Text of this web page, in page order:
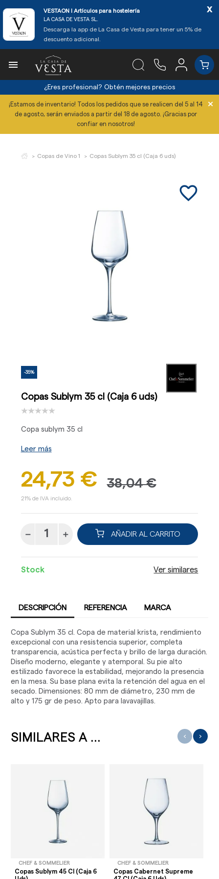
VESTAON l Artículos para hostelería
LA CASA DE VESTA SL.
Descarga la app de La Casa de Vesta para tener un 5% de
descuento adicional.
x

¿Eres profesional? Obtén mejores precios
¡Estamos de inventario! Todos los pedidos que se realicen del 5 al 14
de agosto, serán enviados a partir del 18 de agosto. ¡Gracias por
confiar en nosotros!
×
Copas de Vino 1 Copas Sublym 35 cl (Caja 6 uds)
favorite_border
-35%
Copas Sublym 35 cl (Caja 6 uds)
Copa sublym 35 cl
Leer más
24,73 € 38,04 €
21% de IVA incluido.
AÑADIR AL CARRITO
Stock Ver similares
DESCRIPCIÓN REFERENCIA MARCA
Copa Sublym 35 cl. Copa de material krista, rendimiento
excepcional con una resistencia superior, completa
transparencia, acústica perfecta y brillo de larga duración.
Diseño moderno, elegante y atemporal. Su pie alto
estilizado favorece la estabilidad, mejorando la presencia
en la mesa. Su base plana evita la retención del agua en el
secado. Dimensiones: 80 mm de diámetro, 230 mm de
alto y 175 gr de peso. Apto para lavavajillas.
SIMILARES A ...
CHEF & SOMMELIER
Copas Sublym 45 Cl (Caja 6
CHEF & SOMMELIER
Copas Cabernet Supreme
‹ ›